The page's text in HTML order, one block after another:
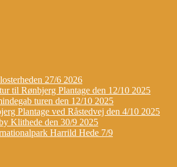
27/6 2026
til Rønbjerg Plantage den 12/10 2025
turen den 12/10 2025
Plantage ved Råstedvej den 4/10 2025
Klithede den 30/9 2025
Harrild Hede 7/9